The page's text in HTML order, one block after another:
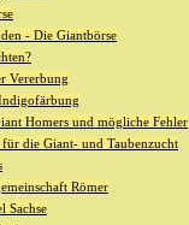
- Die Giantbörse
Vererbung
Homers und mögliche Fehler
die Giant- und Taubenzucht
Römer
Sachse